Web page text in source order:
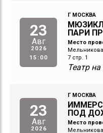
23
Авг
2026
15:00
Г МОСКВА
ПАРИ
Место
Мельникова
7 стр. 1
Театр
23
Авг
2026
Г МОСКВА
ПОД
Место
Мельникова